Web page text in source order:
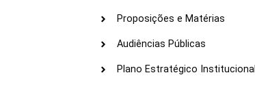
Proposições e Matérias
Audiências Públicas
Plano Estratégico Institucional